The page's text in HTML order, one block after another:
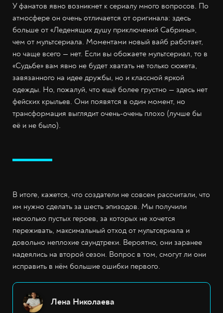
У фанатов явно возникнет к сериалу много вопросов. По
атмосфере он очень отличается от оригинала: здесь
больше от «Леденящих душу приключений Сабрины»,
чем от мультсериала. Моментами новый вайб работает,
но чаще всего — нет. Если вы обожаете мультсериал, то в
«Судьбе» вам явно не будет хватать не только сюжета,
завязанного на идее дружбы, но и классной яркой
одежды. Но, пожалуй, что ещё более грустно — здесь нет
фейских крыльев. Они появятся в один момент, но
трансформация выглядит очень-очень плохо (лучше бы
её и не было).
В итоге, кажется, что создатели не совсем рассчитали, что
им нужно сделать за шесть эпизодов. Мы получили
несколько пустых героев, за которых не хочется
переживать, максимальный отход от мультсериала и
довольно неплохие саундтреки. Вероятно, они заранее
надеялись на второй сезон. Вопрос в том, смогут ли они
исправить в нём большие ошибки первого.
Лена Николаева